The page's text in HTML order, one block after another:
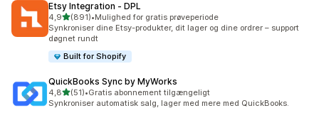
Etsy Integration ‑ DPL
4,9ud af 5 stjerner
(891)
891 anmeldelser i alt
•Mulighed for gratis prøveperiode
Synkroniser dine Etsy-produkter, dit lager og dine ordrer – support
døgnet rundt
Built for Shopify
QuickBooks Sync by MyWorks
4,8ud af 5 stjerner
(51)
51 anmeldelser i alt
•Gratis abonnement tilgængeligt
Synkroniser automatisk salg, lager med mere med QuickBooks.